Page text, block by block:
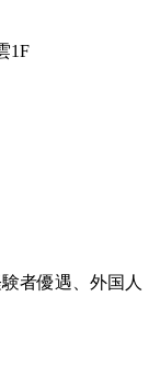
1F
者優遇、外国人